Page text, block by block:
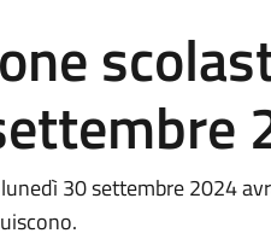
30 settembre 2024